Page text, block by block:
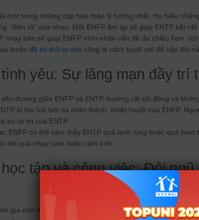
một trong những cặp bạn thân lý tưởng nhất. Họ hiểu
“điên rồ” của nhau. Một ENFP ấm áp sẽ giúp ENTP kết
nhạy bén sẽ giúp ENFP nhìn nhận vấn đề đa chiều hơn.
luyệnđề thi thử tư duy cũng là cách tuyệt vời để cặp đôi
yêu: Sự lãng mạn đầy trí
đương giữa ENFP và ENTP thường rất sôi động và
bị thu hút bởi sự chân thành, nhiệt huyết của ENFP.
sự tự tin của ENTP.
ENFP có thể cảm thấy ENTP quá lạnh lùng hoặc quá ham
khi quá nhạy cảm hoặc cảm tính.
tập và công việc: Đội ngũ
gia một dự án hay các hoạt động ngoại khóa, bộ đôi này